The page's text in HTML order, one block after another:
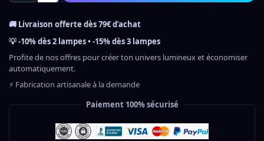
🚚 Livraison offerte dès 79€ d’achat
💡 -10% dès 2 lampes • -15% dès 3 lampes
Profite de nos offres pour créer ton univers lumineux et économiser
automatiquement.
⚡ Fabrication artisanale à la demande
Paiement 100% sécurisé